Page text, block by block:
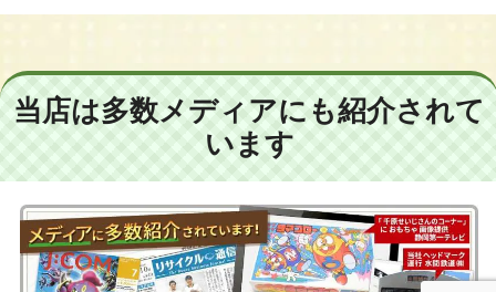
当店は多数メディアにも紹介されて
います